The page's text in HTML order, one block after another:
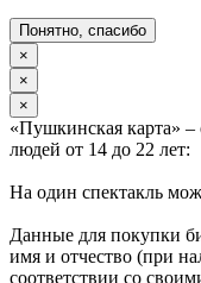
Понятно, спасибо
×
×
×
«Пушкинская карта»
людей от 14 до 22 лет:
На один спектакль
Данные для покупки
имя и отчество (при
соответствии со